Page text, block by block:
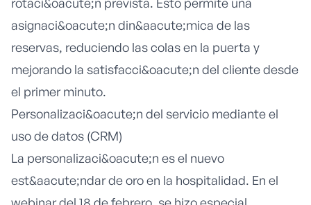
asignaci&oacute;n din&aacute;mica de las
reservas, reduciendo las colas en la puerta y
mejorando la satisfacci&oacute;n del cliente desde
el primer minuto.
Personalizaci&oacute;n del servicio mediante el
uso de datos (CRM)
La personalizaci&oacute;n es el nuevo
est&aacute;ndar de oro en la hospitalidad. En el